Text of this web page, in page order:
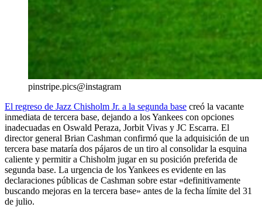
pinstripe.pics@instagram
El regreso de Jazz Chisholm Jr. a la segunda base creó la vacante
inmediata de tercera base, dejando a los Yankees con opciones
inadecuadas en Oswald Peraza, Jorbit Vivas y JC Escarra. El
director general Brian Cashman confirmó que la adquisición de un
tercera base mataría dos pájaros de un tiro al consolidar la esquina
caliente y permitir a Chisholm jugar en su posición preferida de
segunda base. La urgencia de los Yankees es evidente en las
declaraciones públicas de Cashman sobre estar «definitivamente
buscando mejoras en la tercera base» antes de la fecha límite del 31
de julio.